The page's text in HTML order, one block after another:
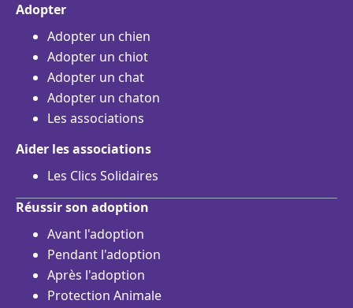
Adopter
Adopter un chien
Adopter un chiot
Adopter un chat
Adopter un chaton
Les associations
Aider les associations
Les Clics Solidaires
Réussir son adoption
Avant l'adoption
Pendant l'adoption
Après l'adoption
Protection Animale